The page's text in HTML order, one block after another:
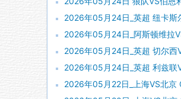
2026年05月24日_英超 纽卡斯尔联VS富勒
2026年05月24日_阿斯顿维拉VS曼城 英
2026年05月24日_英超 切尔西VS桑德
2026年05月24日_英超 利兹联VS西汉姆
2026年05月22日_上海VS北京 CBA